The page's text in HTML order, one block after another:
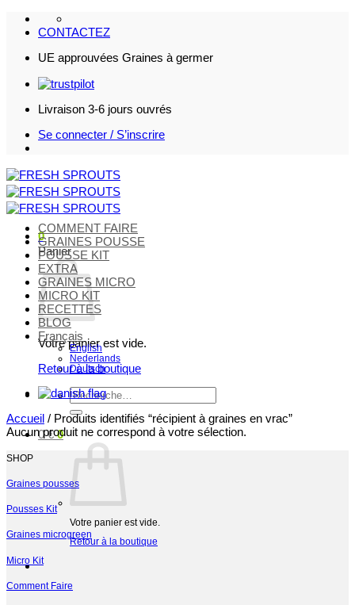
Passer
CONTACTEZ
UE approuvées Graines à germer
Livraison 3-6 jours ouvrés
Se connecter / S’inscrire
0
Panier
Votre panier est vide.
Retour à la boutique
Recherche
pour :
0€ 0
Votre panier est vide.
Retour à la boutique
COMMENT FAIRE
GRAINES POUSSE
POUSSE KIT
EXTRA
GRAINES MICRO
MICRO KIT
RECETTES
BLOG
Français
English
Nederlands
Deutsch
Accueil / Produits identifiés “récipient à graines en vrac”
Aucun produit ne correspond à votre sélection.
SHOP
Graines pousses
Pousses Kit
Graines microgreen
Micro Kit
Comment Faire